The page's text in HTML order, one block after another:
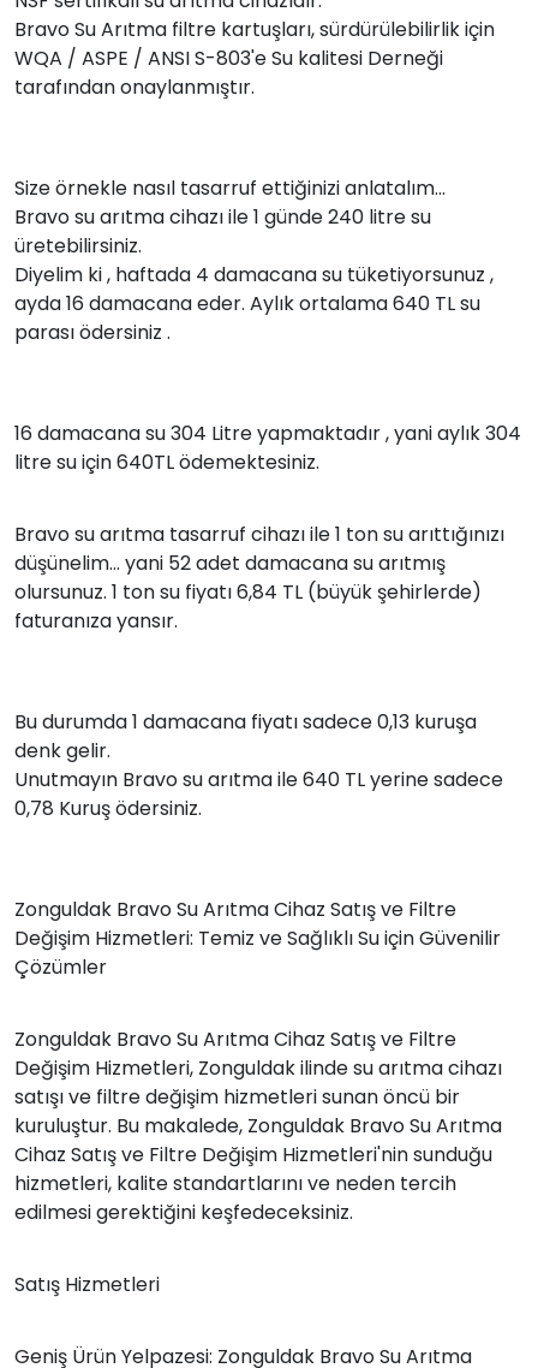
Bravo Su Arıtma filtre kartuşları, sürdürülebilirlik için
WQA / ASPE / ANSI S-803'e Su kalitesi Derneği
tarafından onaylanmıştır.
Size örnekle nasıl tasarruf ettiğinizi anlatalım...
Bravo su arıtma cihazı ile 1 günde 240 litre su
üretebilirsiniz.
Diyelim ki , haftada 4 damacana su tüketiyorsunuz ,
ayda 16 damacana eder. Aylık ortalama 640 TL su
parası ödersiniz .
16 damacana su 304 Litre yapmaktadır , yani aylık 304
litre su için 640TL ödemektesiniz.
Bravo su arıtma tasarruf cihazı ile 1 ton su arıttığınızı
düşünelim... yani 52 adet damacana su arıtmış
olursunuz. 1 ton su fiyatı 6,84 TL (büyük şehirlerde)
faturanıza yansır.
Bu durumda 1 damacana fiyatı sadece 0,13 kuruşa
denk gelir.
Unutmayın Bravo su arıtma ile 640 TL yerine sadece
0,78 Kuruş ödersiniz.
Zonguldak Bravo Su Arıtma Cihaz Satış ve Filtre
Değişim Hizmetleri: Temiz ve Sağlıklı Su için Güvenilir
Çözümler
Zonguldak Bravo Su Arıtma Cihaz Satış ve Filtre
Değişim Hizmetleri, Zonguldak ilinde su arıtma cihazı
satışı ve filtre değişim hizmetleri sunan öncü bir
kuruluştur. Bu makalede, Zonguldak Bravo Su Arıtma
Cihaz Satış ve Filtre Değişim Hizmetleri'nin sunduğu
hizmetleri, kalite standartlarını ve neden tercih
edilmesi gerektiğini keşfedeceksiniz.
Satış Hizmetleri
Geniş Ürün Yelpazesi: Zonguldak Bravo Su Arıtma